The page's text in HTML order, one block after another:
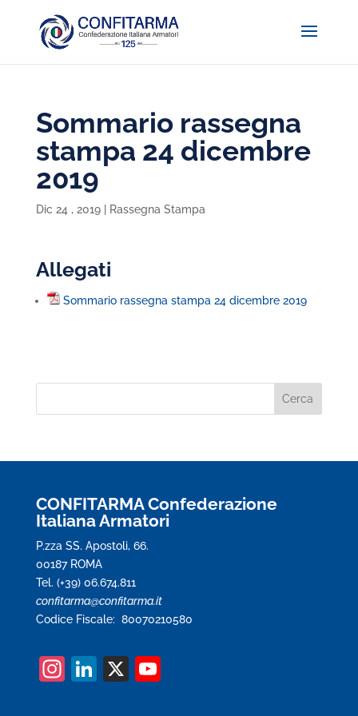
Sommario rassegna
stampa 24 dicembre
2019
Dic 24 , 2019| Rassegna Stampa
Allegati
Sommario rassegna stampa 24 dicembre 2019
CONFITARMA Confederazione
Italiana Armatori
P.zza SS. Apostoli, 66.
00187 ROMA
Tel. (+39) 06.674.811
confitarma@confitarma.it
Codice Fiscale: 80070210580
In Li X Y